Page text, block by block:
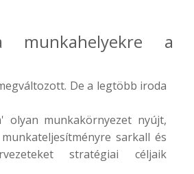
a
De a legtöbb iroda
olyan munkakörnyezet nyújt,
sarkall és
stratégiai céljaik